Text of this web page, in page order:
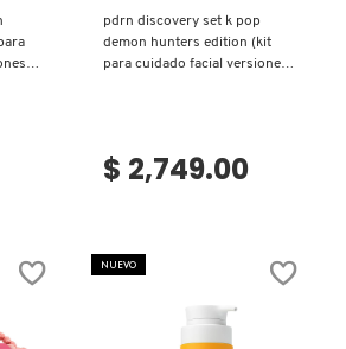
pdrn discovery set k pop
demon hunters edition (kit
para cuidado facial versiones
$ 2,749.00
NUEVO